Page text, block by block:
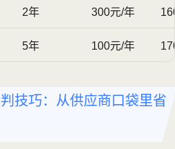
2年 300元/年
5年 100元/年
技巧：从供应商口袋里省